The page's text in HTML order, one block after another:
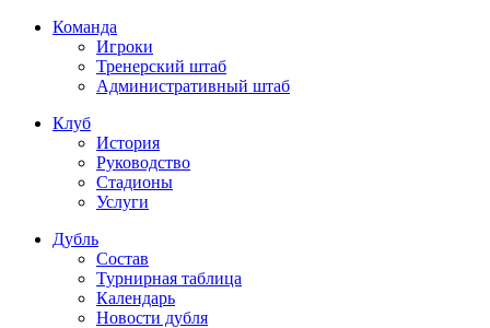
Команда
Игроки
Тренерский штаб
Административный штаб
Клуб
История
Руководство
Стадионы
Услуги
Дубль
Состав
Турнирная таблица
Календарь
Новости дубля